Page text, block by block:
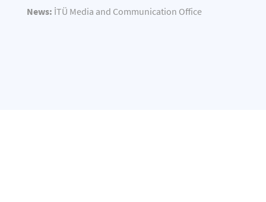
News: İTÜ Media and Communication Office